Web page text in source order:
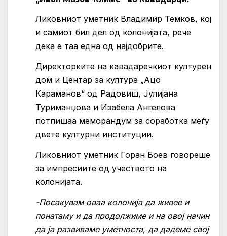
Ликовниот уметник Владимир Темков, кој
и самиот бил дел од колонијата, рече
дека е таа една од најдобрите.
Директорките на кавадаречкиот културен
дом и Центар за култура „Ацо
Караманов“ од Радовиш, Јулијана
Туриманџова и Изабела Ангелова
потпишаа меморандум за соработка меѓу
двете културни институции.
Ликовниот уметник Горан Боев говореше
за импресиите од учеството на
колонијата.
-Посакувам оваа колонија да живее и
понатаму и да продолжиме и на овој начин
да ја развиваме уметноста, да дадеме свој